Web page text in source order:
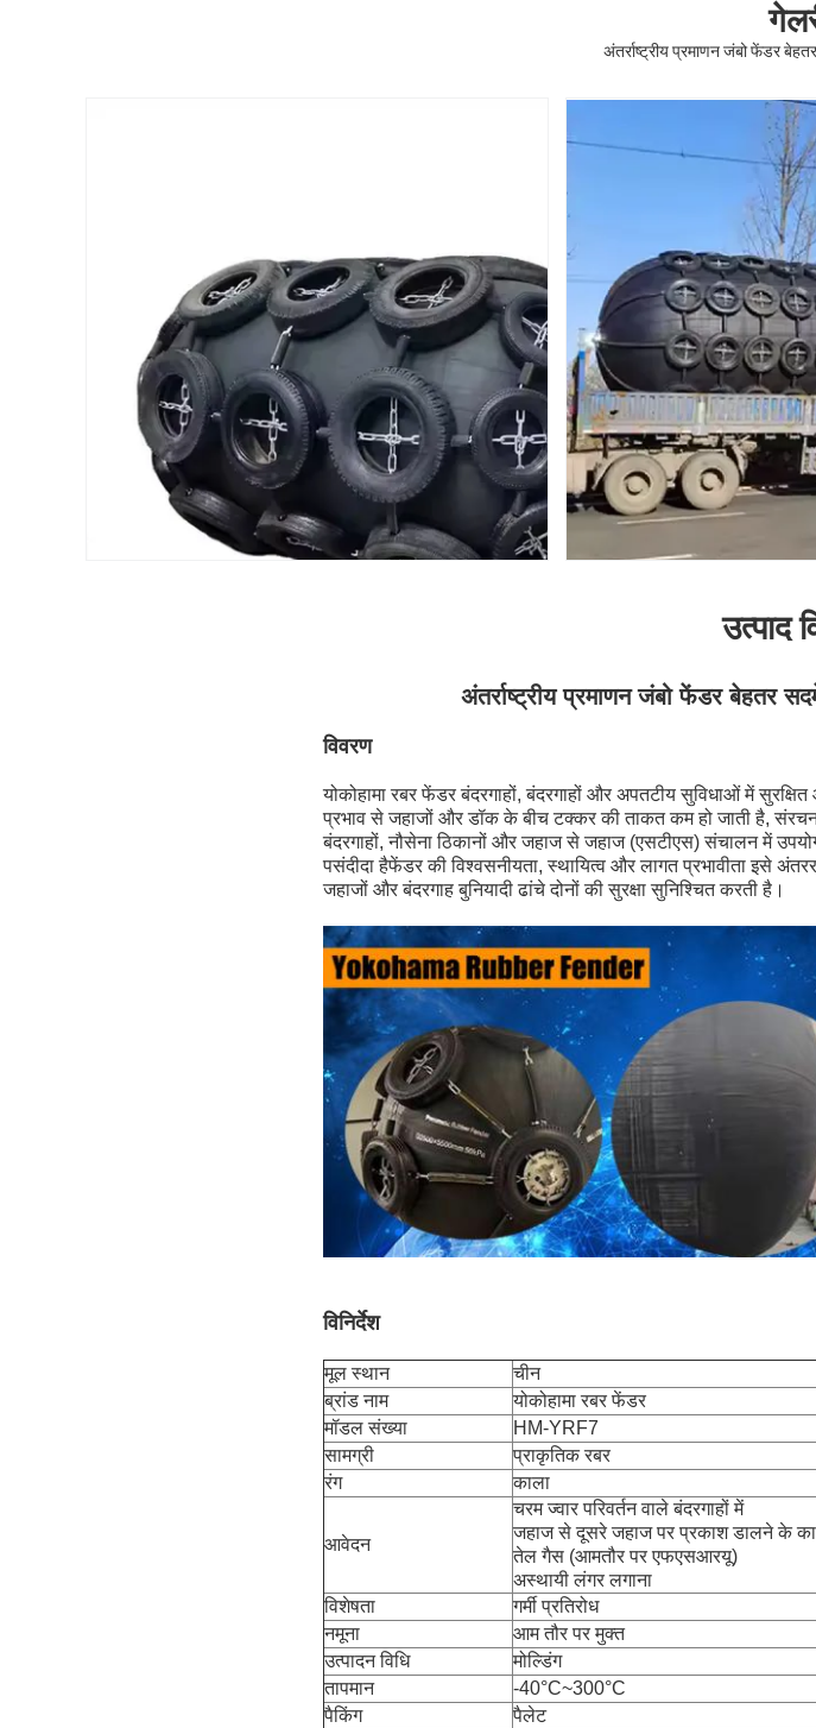
अंतर्राष्ट्रीय प्रमाणन जंबो फेंडर
उत्पाद
अंतर्राष्ट्रीय प्रमाणन जंबो फेंडर
विवरण
योकोहामा रबर फेंडर बंदरगाहों, बंदरगाहों और अपतटीय सुविधाओं में
प्रभाव से जहाजों और डॉक के बीच टक्कर की ताकत कम हो जाती है,
बंदरगाहों, नौसेना ठिकानों और जहाज से जहाज (एसटीएस) संचालन में
पसंदीदा हैफेंडर की विश्वसनीयता, स्थायित्व और लागत प्रभावीता इसे
जहाजों और बंदरगाह बुनियादी ढांचे दोनों की सुरक्षा सुनिश्चित करती है।
विनिर्देश
मूल स्थान
चीन
ब्रांड नाम
योकोहामा रबर फेंडर
मॉडल संख्या
HM-YRF7
सामग्री
प्राकृतिक रबर
रंग
काला
आवेदन
चरम ज्वार परिवर्तन वाले बंदरगाहों में
जहाज से दूसरे जहाज पर प्रकाश डालने के
तेल गैस (आमतौर पर एफएसआरयू)
अस्थायी लंगर लगाना
विशेषता
गर्मी प्रतिरोध
नमूना
आम तौर पर मुक्त
उत्पादन विधि
मोल्डिंग
तापमान
-40°C~300°C
पैकिंग
पैलेट